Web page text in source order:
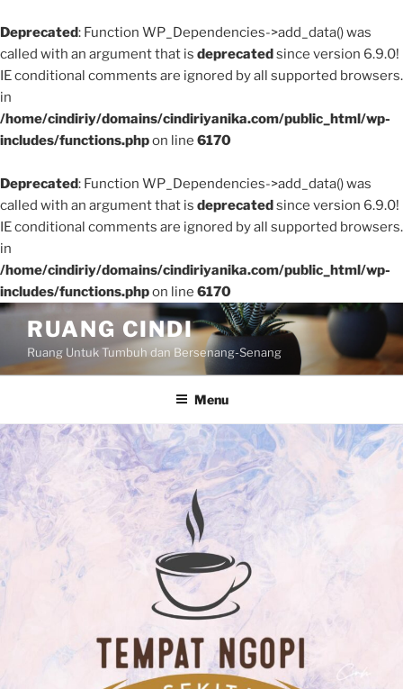
Deprecated: Function WP_Dependencies->add_data() was
called with an argument that is deprecatedsince version 6.9.0!
IE conditional comments are ignored by all supported browsers.
in
/home/cindiriy/domains/cindiriyanika.com/public_html/wp-
includes/functions.phpon line 6170
Deprecated: Function WP_Dependencies->add_data() was
called with an argument that is deprecatedsince version 6.9.0!
IE conditional comments are ignored by all supported browsers.
in
/home/cindiriy/domains/cindiriyanika.com/public_html/wp-
includes/functions.phpon line 6170
Skip
content
RUANG CINDI
Ruang Untuk Tumbuh dan Bersenang-Senang
Menu